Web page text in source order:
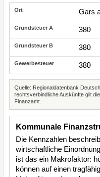
Gars
380
380
380
Quelle: Regionaldatenbank
rechtsverbindliche Auskünfte gilt
Finanzamt.
Kommunale
Die Kennzahlen
wirtschaftliche
ist das ein Makrofaktor:
können auf einen